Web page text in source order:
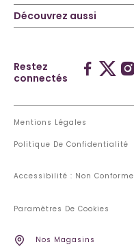
Découvrez aussi
Restez
connectés
Mentions Légales
Politique De Confidentialité
Accessibilité : Non Conforme
Paramètres De Cookies
Nos Magasins